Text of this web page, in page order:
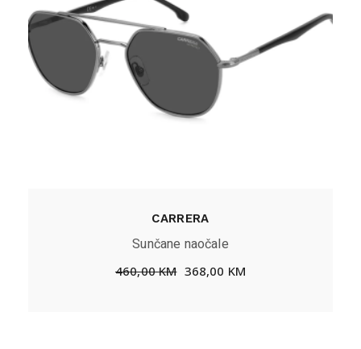
CARRERA
Sunčane naočale
460,00KM 368,00 KM